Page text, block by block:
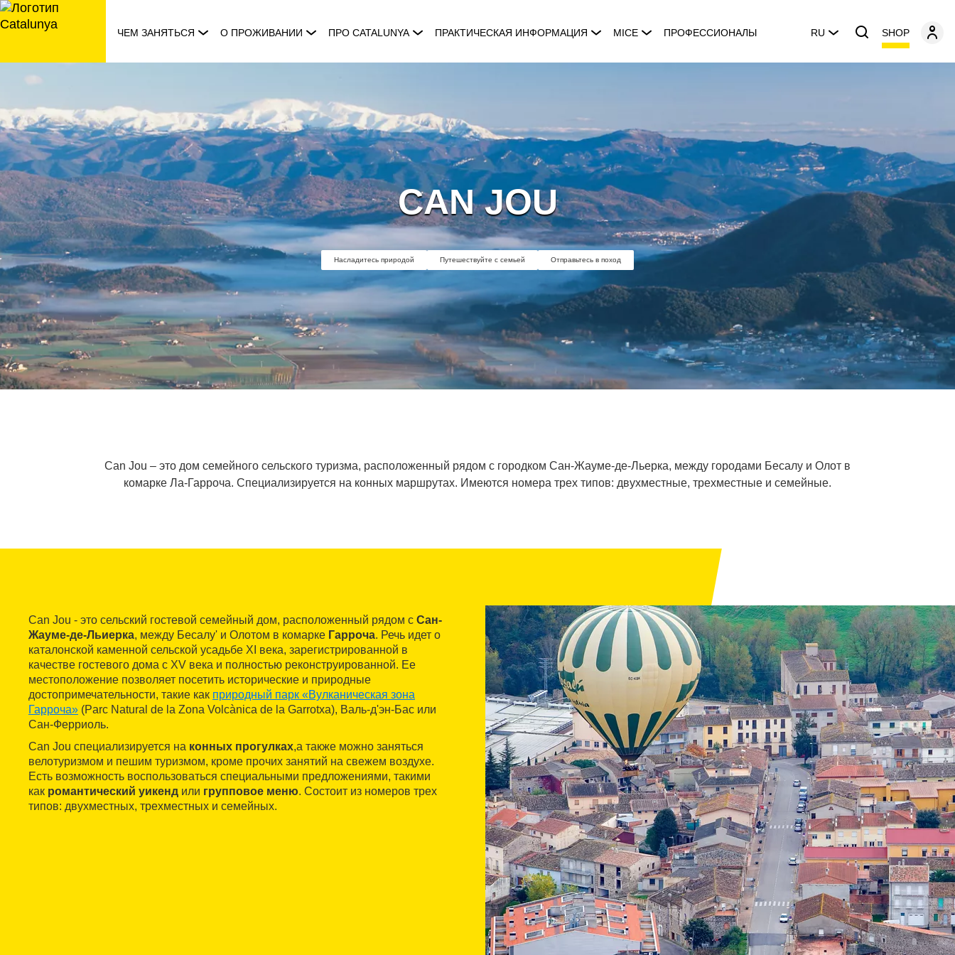
перейти
к
ЧЕМ ЗАНЯТЬСЯ О ПРОЖИВАНИИ ПРО CATALUNYA ПРАКТИЧЕСКАЯ ИНФОРМАЦИЯ MICE ПРОФЕССИОНАЛЫ RU SHOP
CAN JOU
Насладитесь природой Путешествуйте с семьей Отправьтесь в поход
Can Jou ‒ это дом семейного сельского туризма, расположенный рядом с городком Сан-Жауме-де-Льерка, между городами Бесалу и Олот в
комарке Ла-Гарроча. Специализируется на конных маршрутах. Имеются номера трех типов: двухместные, трехместные и семейные.
Can Jou - это сельский гостевой семейный дом, расположенный рядом с Сан-
Жауме-де-Льиерка, между Бесалу' и Олотом в комарке Гарроча. Речь идет о
каталонской каменной сельской усадьбе XI века, зарегистрированной в
качестве гостевого дома с XV века и полностью реконструированной. Ее
местоположение позволяет посетить исторические и природные
достопримечательности, такие как природный парк «Вулканическая зона
Гарроча» (Parc Natural de la Zona Volcànica de la Garrotxa), Валь-д'эн-Бас или
Сан-Ферриоль.
Can Jou специализируется на конных прогулках,а также можно заняться
велотуризмом и пешим туризмом, кроме прочих занятий на свежем воздухе.
Есть возможность воспользоваться специальными предложениями, такими
как романтический уикенд или групповое меню. Состоит из номеров трех
типов: двухместных, трехместных и семейных.